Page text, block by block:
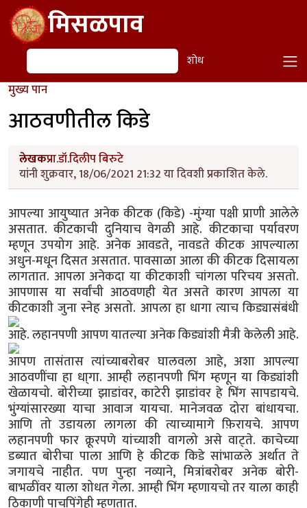
Skip to main contentमिसळपाव
शोध शोध
मुख्य पान
आठवणीतील किडे
लेखकप्रा.डॉ.दिलीप बिरुटे
यांनी शुक्रवार, 18/06/2021 21:32 या दिवशी प्रकाशित केले.
आपल्या आयुष्यात अनेक कीटक (किडे) -मुंग्या पक्षी प्राणी आलेले
असतात. कीटकाची दुनियाच वेगळी आहे. कीटकाचा पर्यावरण
म्हणून उपयोग आहे. अनेक आवडते, नावडते कीटक आपल्याला
अधुन-मधून दिसत असतात. पावसाळा आला की कीटक दिसायला
लागतात. आपला अनेकदा या कीटकाशी चांगला परिचय असतो.
आपणास या सर्वांची आठवणही येत असते कारण आपला या
कीटकाशी जुना स्नेह असतो. आपला हा धागा त्याच किड्यासंबंधी
आहे.लहानपणी आपण यातल्या अनेक किड्यांशी मैत्री केलेली आहे.
आपण तासंतास त्यांच्याबरोबर घालवला आहे, अशा आपल्या
आठवणींचा हा धा्गा. आम्ही लहानपणी भिंग म्हणून या किड्यांशी
खेळायचो. बोरीच्या झाडांवर, काटेरी झाडांवर हे भिंग सापडायचे.
भुंग्यांसारख्या याचा आवाज यायचा. मानेजवळ दोरा बांधायचा.
आणि तो उडायला लागला की त्याच्यामागे फ़िरायचे. आपण
लहानपणी फार क्रूरपणे यांच्याशी वागलो असे वाट्ते. काचेच्या
डब्यात बोरीचा पाला आणि हे कीटक किडे सांभाळले अर्थात ते
जगायचे नाहीत. पण पुन्हा नव्याने, मित्रांबरोबर अनेक बोरी-
बाभळींवर याला शोधत गेला. आम्ही भिंग म्हणायचो तर याला काही
ठिकाणी पाचपिंगेही म्हणतात.